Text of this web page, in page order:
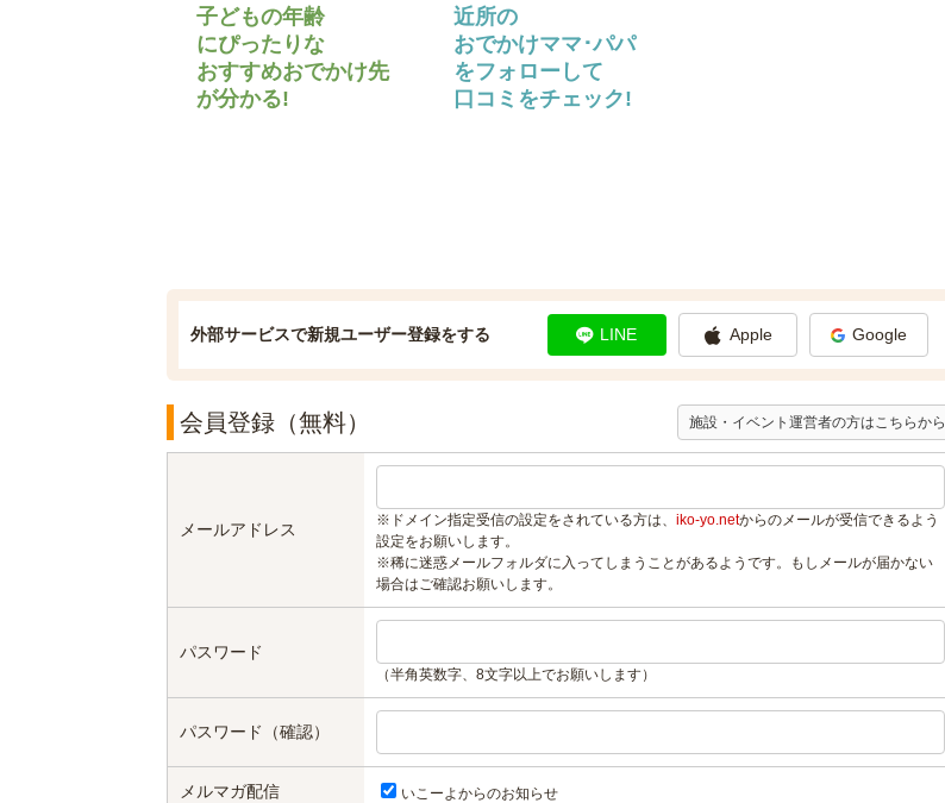
子どもの年齢
にぴったりな
おすすめおでかけ先
が分かる!
近所の
おでかけママ･パパ
をフォローして
口コミをチェック!
外部サービスで新規ユーザー登録をする LINE Apple Google
会員登録（無料） 施設・イベント運営者の方はこちらから
メールアドレス ※ドメイン指定受信の設定をされている方は、 iko-yo.netからのメールが受信できるよう
設定をお願いします。
※稀に迷惑メールフォルダに入ってしまうことがあるようです。もしメールが届かない
場合はご確認お願いします。
パスワード
（半角英数字、8文字以上でお願いします）
パスワード（確認）
メルマガ配信 いこーよからのお知らせ